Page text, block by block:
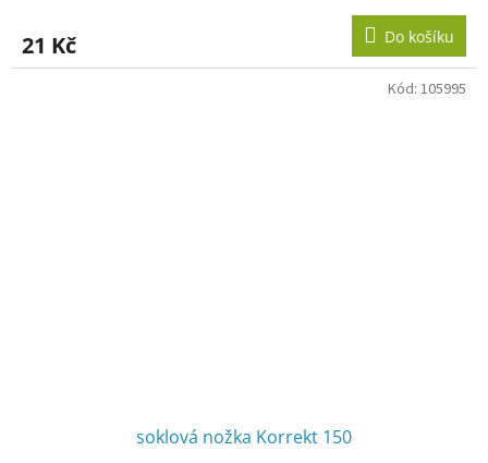
21 Kč Do košíku
soklová nožka Korrekt 150
Kód: 105995